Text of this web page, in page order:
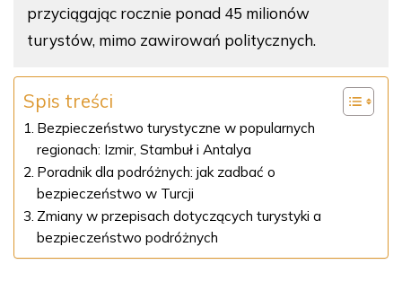
przyciągając rocznie ponad 45 milionów
turystów, mimo zawirowań politycznych.
Spis treści
Bezpieczeństwo turystyczne w popularnych
regionach: Izmir, Stambuł i Antalya
Poradnik dla podróżnych: jak zadbać o
bezpieczeństwo w Turcji
Zmiany w przepisach dotyczących turystyki a
bezpieczeństwo podróżnych